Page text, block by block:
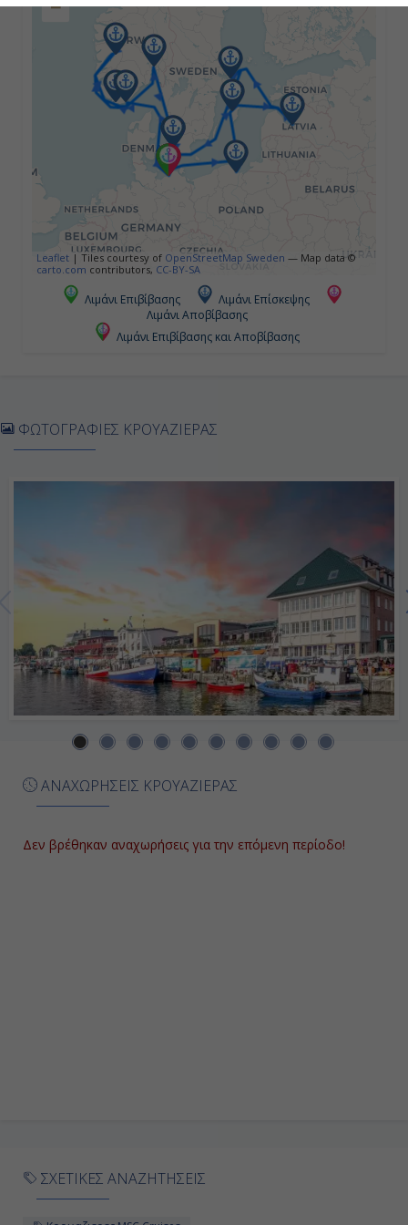
Εϊντφιόρδ, Νορβηγία
08:00
Λίνγκσταλ, Νορβηγία
08:00
16:00
Ημέρα 6η
Κοπεγχάγη, Δανία
09:00
18:00
Ημέρα 8η
Βαρνεμούντε (Βερολίνο), Γερμανία
−
Leaflet | Tiles courtesy of OpenStreetMap Sweden — Map data ©
carto.com contributors, CC-BY-SA
Λιμάνι Επιβίβασης
Λιμάνι Επίσκεψης
Λιμάνι Αποβίβασης
Λιμάνι Επιβίβασης και Αποβίβασης
ΑΝΑΧΩΡΗΣΕΙΣ ΚΡΟΥΑΖΙΕΡΑΣ
Δεν βρέθηκαν αναχωρήσεις για την επόμενη περίοδο!
ΦΩΤΟΓΡΑΦΙΕΣ ΚΡΟΥΑΖΙΕΡΑΣ
ΣΧΕΤΙΚΕΣ ΑΝΑΖΗΤΗΣΕΙΣ